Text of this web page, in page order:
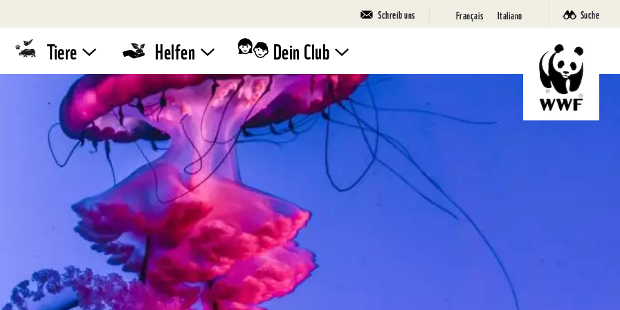
Schreib uns Français Italiano Suche
Tiere
Tierlexikon
Quiz
Helfen
WWF-
Standaktion
Umwelttipps
WWF-Läufe
Dein Club
Mach mit
Ferienlager
SuperPanda
Deine Seite